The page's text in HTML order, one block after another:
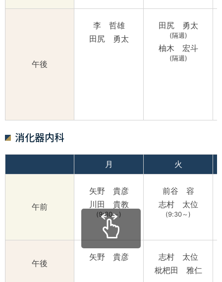
午後
李 哲雄
田尻 勇太
田尻 勇太
(隔週)
柚木 宏斗
(隔週)
消化器内科
月 火
午前
矢野 貴彦
川田 貴教
(9:30～)
前谷 容
志村 太位
(9:30～)
午後
矢野 貴彦
志村 太位
枇杷田 雅仁